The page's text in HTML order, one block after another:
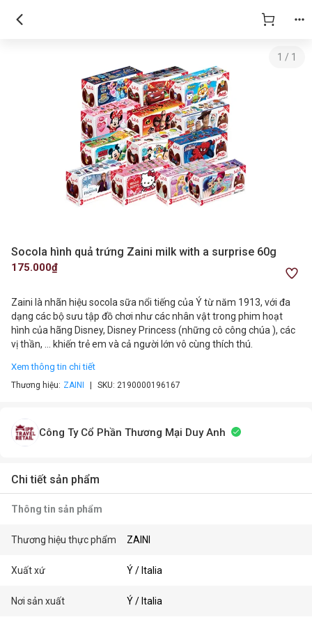
1 / 1
Socola hình quả trứng Zaini milk with a surprise 60g
175.000₫
Zaini là nhãn hiệu socola sữa nổi tiếng của Ý từ năm 1913, với đa
dạng các bộ sưu tập đồ chơi như các nhân vật trong phim hoạt
hình của hãng Disney, Disney Princess (những cô công chúa ), các
vị thần, … khiến trẻ em và cả người lớn vô cùng thích thú.
Xem thông tin chi tiết
Thương hiệu: ZAINI SKU: 2190000196167
Công Ty Cổ Phần Thương Mại Duy Anh
Chi tiết sản phẩm
Thông tin sản phẩm
Thương hiệu thực phẩm ZAINI
Xuất xứ Ý / Italia
Nơi sản xuất Ý / Italia